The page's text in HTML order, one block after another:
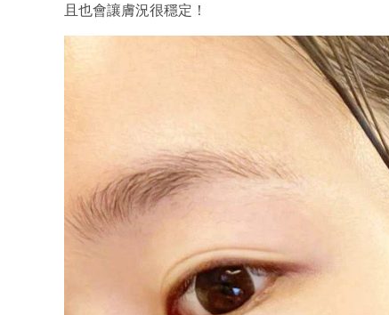
且也會讓膚況很穩定！